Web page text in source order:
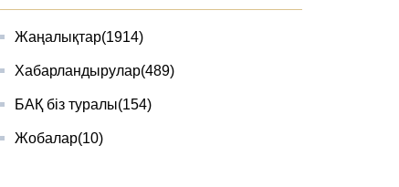
Жаңалықтар(1914)
Хабарландырулар(489)
БАҚ біз туралы(154)
Жобалар(10)